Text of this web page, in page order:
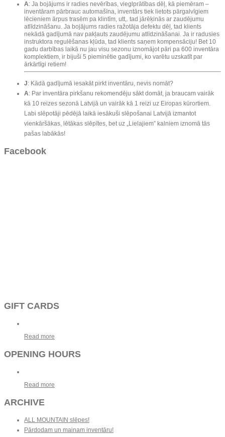
A: Ja bojājums ir radies nevērības, vieglprātības dēļ, kā piemēram –
inventāram pārbrauc automašīna, inventārs tiek lietots pārgalvīgiem
lēcieniem ārpus trasēm pa klintīm, utt,. tad jārēķinās ar zaudējumu
atlīdzināšanu. Ja bojājums radies ražotāja defektu dēļ, tad klients
nekādā gadījumā nav pakļauts zaudējumu atlīdzināšanai. Ja ir radusies
instruktora regulēšanas kļūda, tad klients saņem kompensāciju! Bet 10
gadu darbības laikā nu jau visu sezonu iznomājot pāri pa 600 inventāra
komplektiem, ir bijuši 5 pieminētie gadījumi, ko varētu uzskatīt par
ārkārtīgi retiem!
J: Kādā gadījumā iesakāt pirkt inventāru, nevis nomāt?
A: Par inventāra pirkšanu rekomendēju sākt domāt, ja braucam vairāk
kā 10 reizes sezonā Latvijā un vairāk kā 1 reizi uz Eiropas kūrortiem.
Labi slēpotāji pēdējā laikā iesākuši slēpošanai Latvijā izmantot
vienkāršākas, lētākas slēpītes, bet uz „Lielajiem” kalniem iznomā tās
pašas labākās!
Facebook
GIFT CARDS
Read more
OPENING HOURS
Read more
ARCHIVE
ALL MOUNTAIN slēpes!
Pārdodam un mainam inventāru!